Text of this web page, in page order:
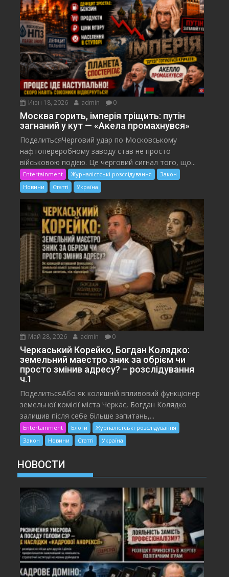
Июн 18, 2026 admin 0
Москва горить, імперія тріщить: путін
загнаний у кут — «Акела промахнувся»
ПоделитьсяЧерговий удар по Московському
нафтопереробному заводу став не просто
військовою подією. Це черговий сигнал того, що...
Entertainment Журналістські розслідування
Закон
Новини
Статті Україна
Май 28, 2026 admin 0
Черкаський Корейко, Богдан Колядко:
земельний маестро зник за обрієм чи
просто змінив адресу? – розслідування
ч.1
ПоделитьсяАбо як колишній впливовий функціонер
земельної комісії міста Черкас, Богдан Колядко
залишив після себе більше запитань,...
Entertainment Блоги
Журналістські розслідування
Закон
Новини Статті Україна
НОВОСТИ